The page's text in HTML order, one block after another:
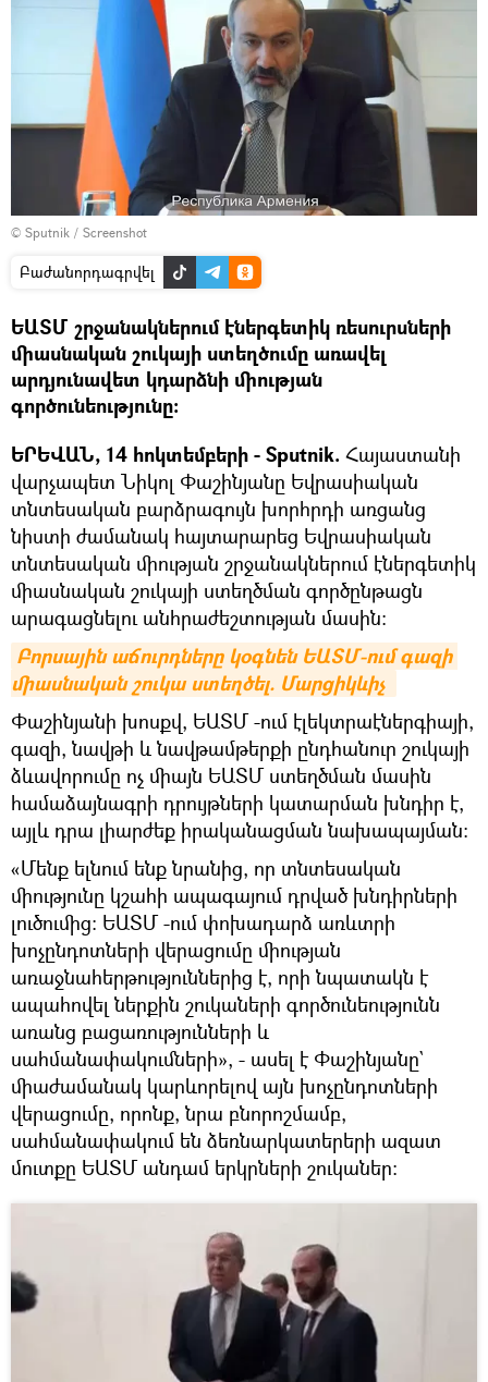
© Sputnik / Screenshot
Բաժանորդագրվել
ԵԱՏՄ շրջանակներում էներգետիկ ռեսուրսների
միասնական շուկայի ստեղծումը առավել
արդյունավետ կդարձնի միության
գործունեությունը։
ԵՐԵՎԱՆ, 14 հոկտեմբերի - Sputnik. Հայաստանի
վարչապետ Նիկոլ Փաշինյանը Եվրասիական
տնտեսական բարձրագույն խորհրդի առցանց
նիստի ժամանակ հայտարարեց Եվրասիական
տնտեսական միության շրջանակներում էներգետիկ
միասնական շուկայի ստեղծման գործընթացն
արագացնելու անհրաժեշտության մասին:
Բորսային աճուրդները կօգնեն ԵԱՏՄ-ում գազի
միասնական շուկա ստեղծել. Մարցիկևիչ
Փաշինյանի խոսքվ, ԵԱՏՄ -ում էլեկտրաէներգիայի,
գազի, նավթի և նավթամթերքի ընդհանուր շուկայի
ձևավորումը ոչ միայն ԵԱՏՄ ստեղծման մասին
համաձայնագրի դրույթների կատարման խնդիր է,
այլև դրա լիարժեք իրականացման նախապայման։
«Մենք ելնում ենք նրանից, որ տնտեսական
միությունը կշահի ապագայում դրված խնդիրների
լուծումից: ԵԱՏՄ -ում փոխադարձ առևտրի
խոչընդոտների վերացումը միության
առաջնահերթություններից է, որի նպատակն է
ապահովել ներքին շուկաների գործունեությունն
առանց բացառությունների և
սահմանափակումների», - ասել է Փաշինյանը`
միաժամանակ կարևորելով այն խոչընդոտների
վերացումը, որոնք, նրա բնորոշմամբ,
սահմանափակում են ձեռնարկատերերի ազատ
մուտքը ԵԱՏՄ անդամ երկրների շուկաներ։